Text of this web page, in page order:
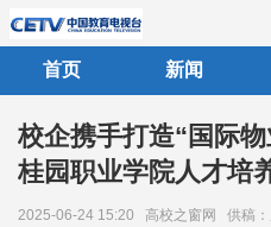
首页 新闻
校企携手打造“国际
桂园职业学院人才培
2025-06-24 15:20 高校之窗网 供稿